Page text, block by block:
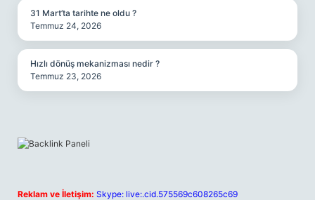
31 Mart’ta tarihte ne oldu ?
Temmuz 24, 2026
Hızlı dönüş mekanizması nedir ?
Temmuz 23, 2026
Reklam ve İletişim: Skype: live:.cid.575569c608265c69